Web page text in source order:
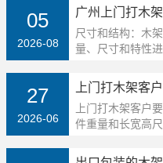
05
2026-08
广州上门打木
尺寸和结构：木
量、尺寸和特性
27
2026-06
上门打木架客
上门打木架客户
件重量和长宽高